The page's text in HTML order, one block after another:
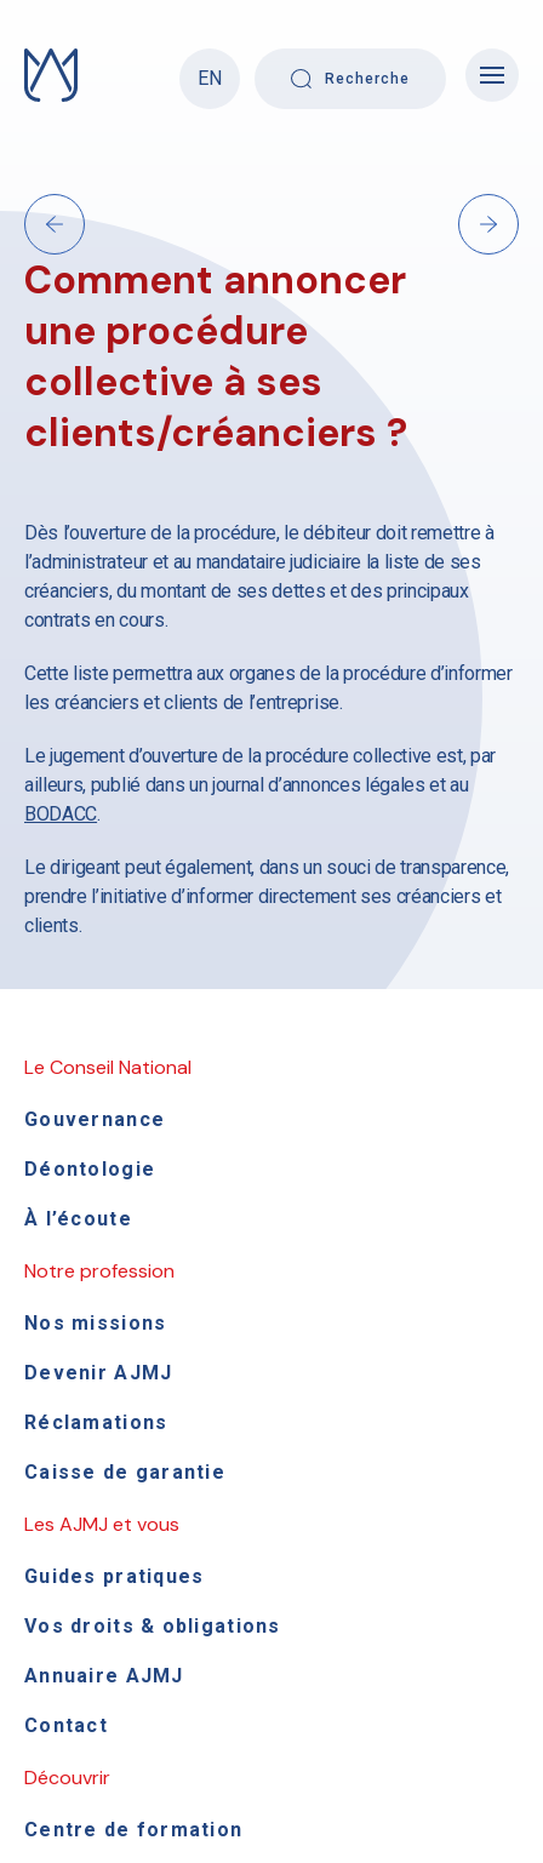
content
EN
Recherche
Comment annoncer
une procédure
collective à ses
clients/créanciers ?
Dès l’ouverture de la procédure, le débiteur doit remettre à
l’administrateur et au mandataire judiciaire la liste de ses
créanciers, du montant de ses dettes et des principaux
contrats en cours.
Cette liste permettra aux organes de la procédure d’informer
les créanciers et clients de l’entreprise.
Le jugement d’ouverture de la procédure collective est, par
ailleurs, publié dans un journal d’annonces légales et au
BODACC.
Le dirigeant peut également, dans un souci de transparence,
prendre l’initiative d’informer directement ses créanciers et
clients.
Le Conseil National
Gouvernance
Déontologie
À l’écoute
Notre profession
Nos missions
Devenir AJMJ
Réclamations
Caisse de garantie
Les AJMJ et vous
Guides pratiques
Vos droits & obligations
Annuaire AJMJ
Contact
Découvrir
Centre de formation